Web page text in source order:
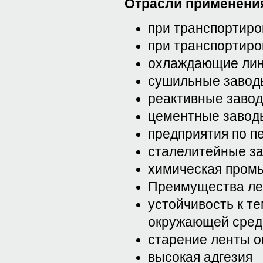
Отрасли
при
при
охлаждающие
сушильные
реактивные
цементные
предприятия по
сталелитейные
химическая
Преимущества
устойчивость к
окружающей
старение ленты
высокая адгезия